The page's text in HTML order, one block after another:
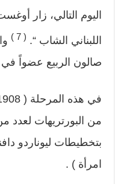
اليوم التالي، زار
اللبناني الشاب “. ( 7 )
صالون الربيع عضواً
من البورتريهات
بتخطيطات ليوناردو
امرأة ) .